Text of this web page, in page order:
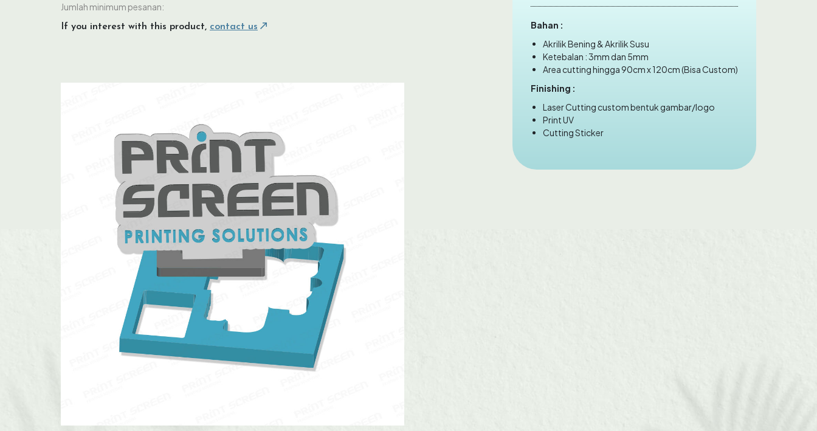
Jumlah minimum pesanan:
If you interest with this product, contact us
Bahan :
Akrilik Bening & Akrilik Susu
Ketebalan : 3mm dan 5mm
Area cutting hingga 90cm x 120cm (Bisa Custom)
Finishing :
Laser Cutting custom bentuk gambar/logo
Print UV
Cutting Sticker